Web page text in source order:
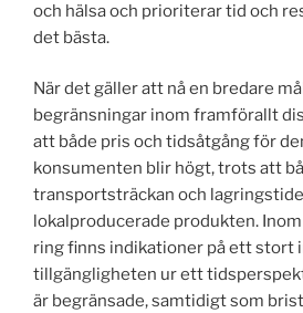
och hälsa och prioriterar tid och
det bästa.
När det gäller att nå en bredare
begränsningar inom framförallt
att både pris och tidsåtgång för
konsumenten blir högt, trots att
transportsträckan och
lokalproducerade produkten.
ring finns indikationer på ett stort
tillgängligheten ur ett
är begränsade, samtidigt som